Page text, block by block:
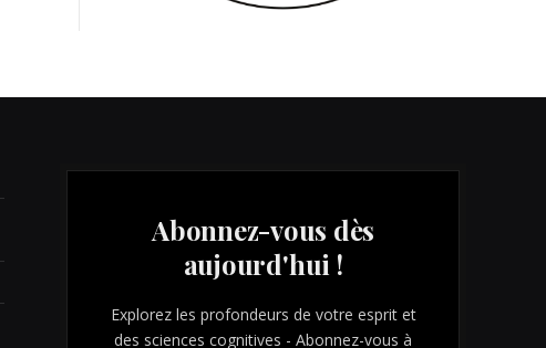
Abonnez-vous dès
aujourd'hui !
Explorez les profondeurs de votre esprit et
des sciences cognitives - Abonnez-vous à